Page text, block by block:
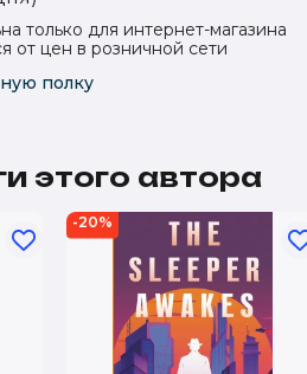
только для интернет-магазина
от цен в розничной сети
полку
этого автора
-20%